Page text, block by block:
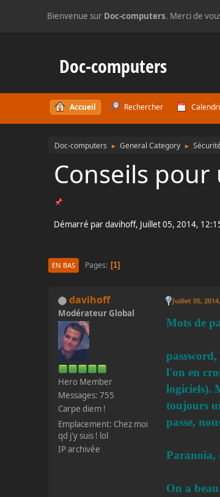
Bienvenue sur Doc-computers. Merci de
Doc-computers
Accueil Rechercher
Doc-computers ► General Category ► Sécurité
Conseils
Démarré par davihoff, Juillet 05, 2014,
EN BAS Pages 1
davihoff
Modérateur Global
Hero Member
Messages: 755
Carpe diem !
Emplacement: Chez moi
qd j'y suis ! lol
IP archivée
Juillet 05,
Mots de
password,
l'on en
logiciels).
toujours
passe,
Paranoïa,
On a